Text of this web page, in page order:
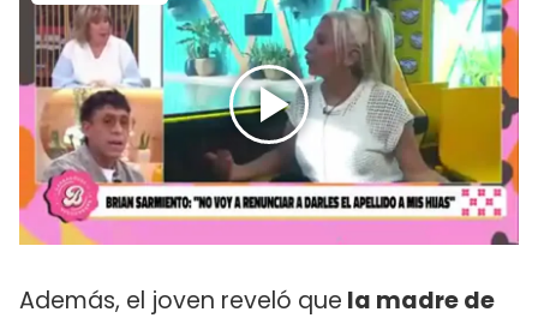
Además, el joven reveló que la madre de